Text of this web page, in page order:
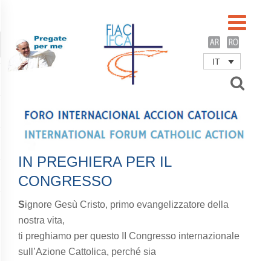
IT
IN PREGHIERA PER IL
CONGRESSO
Signore Gesù Cristo, primo evangelizzatore della
nostra vita,
ti preghiamo per questo II Congresso internazionale
sull’Azione Cattolica, perché sia
Password